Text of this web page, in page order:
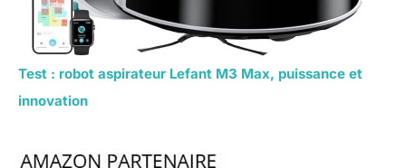
Test : robot aspirateur Lefant M3 Max, puissance et
innovation